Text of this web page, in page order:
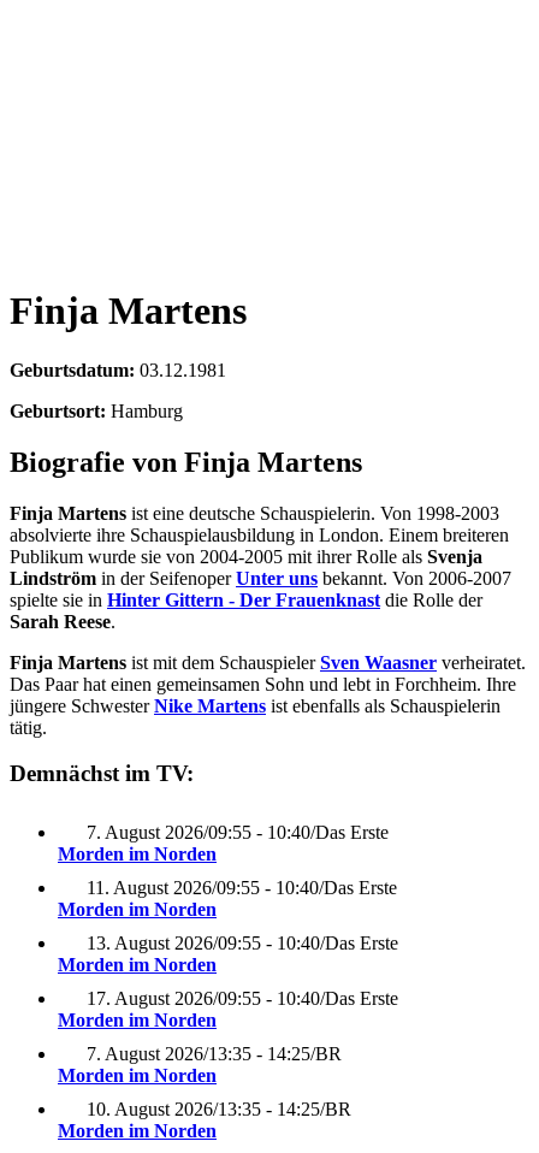
Finja Martens
Geburtsdatum: 03.12.1981
Geburtsort: Hamburg
Biografie von Finja Martens
Finja Martens ist eine deutsche Schauspielerin. Von 1998-2003
absolvierte ihre Schauspielausbildung in London. Einem breiteren
Publikum wurde sie von 2004-2005 mit ihrer Rolle als Svenja
Lindström in der SeifenoperUnter uns bekannt. Von 2006-2007
spielte sie in Hinter Gittern - Der Frauenknast die Rolle der
Sarah Reese.
Finja Martens ist mit dem SchauspielerSven Waasner verheiratet.
Das Paar hat einen gemeinsamen Sohn und lebt in Forchheim. Ihre
jüngere SchwesterNike Martens ist ebenfalls als Schauspielerin
tätig.
Demnächst im TV:
7. August 2026/09:55 - 10:40/Das Erste
Morden im Norden
11. August 2026/09:55 - 10:40/Das Erste
Morden im Norden
13. August 2026/09:55 - 10:40/Das Erste
Morden im Norden
17. August 2026/09:55 - 10:40/Das Erste
Morden im Norden
7. August 2026/13:35 - 14:25/BR
Morden im Norden
10. August 2026/13:35 - 14:25/BR
Morden im Norden